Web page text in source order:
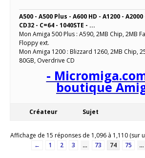
A500 - A500 Plus - A600 HD - A1200 -
CD32 - C=64 - 1040STE - ...
Mon Amiga 500 Plus : A590, 2MB Chip, 2MB
Floppy ext.
Mon Amiga 1200 : Blizzard 1260, 2MB Chip,
80GB, Overdrive CD
-
boutique
Créateur Sujet
Affichage de 15 réponses de 1,096 à 1,110 (sur
←
1 2 3 … 73 74 75 …